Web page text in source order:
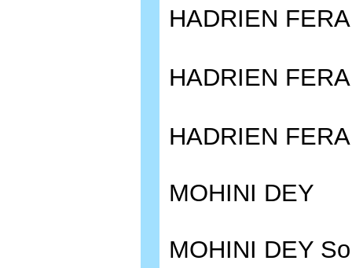
HADRIEN
HADRIEN
HADRIEN
MOHINI DEY
MOHINI DEY